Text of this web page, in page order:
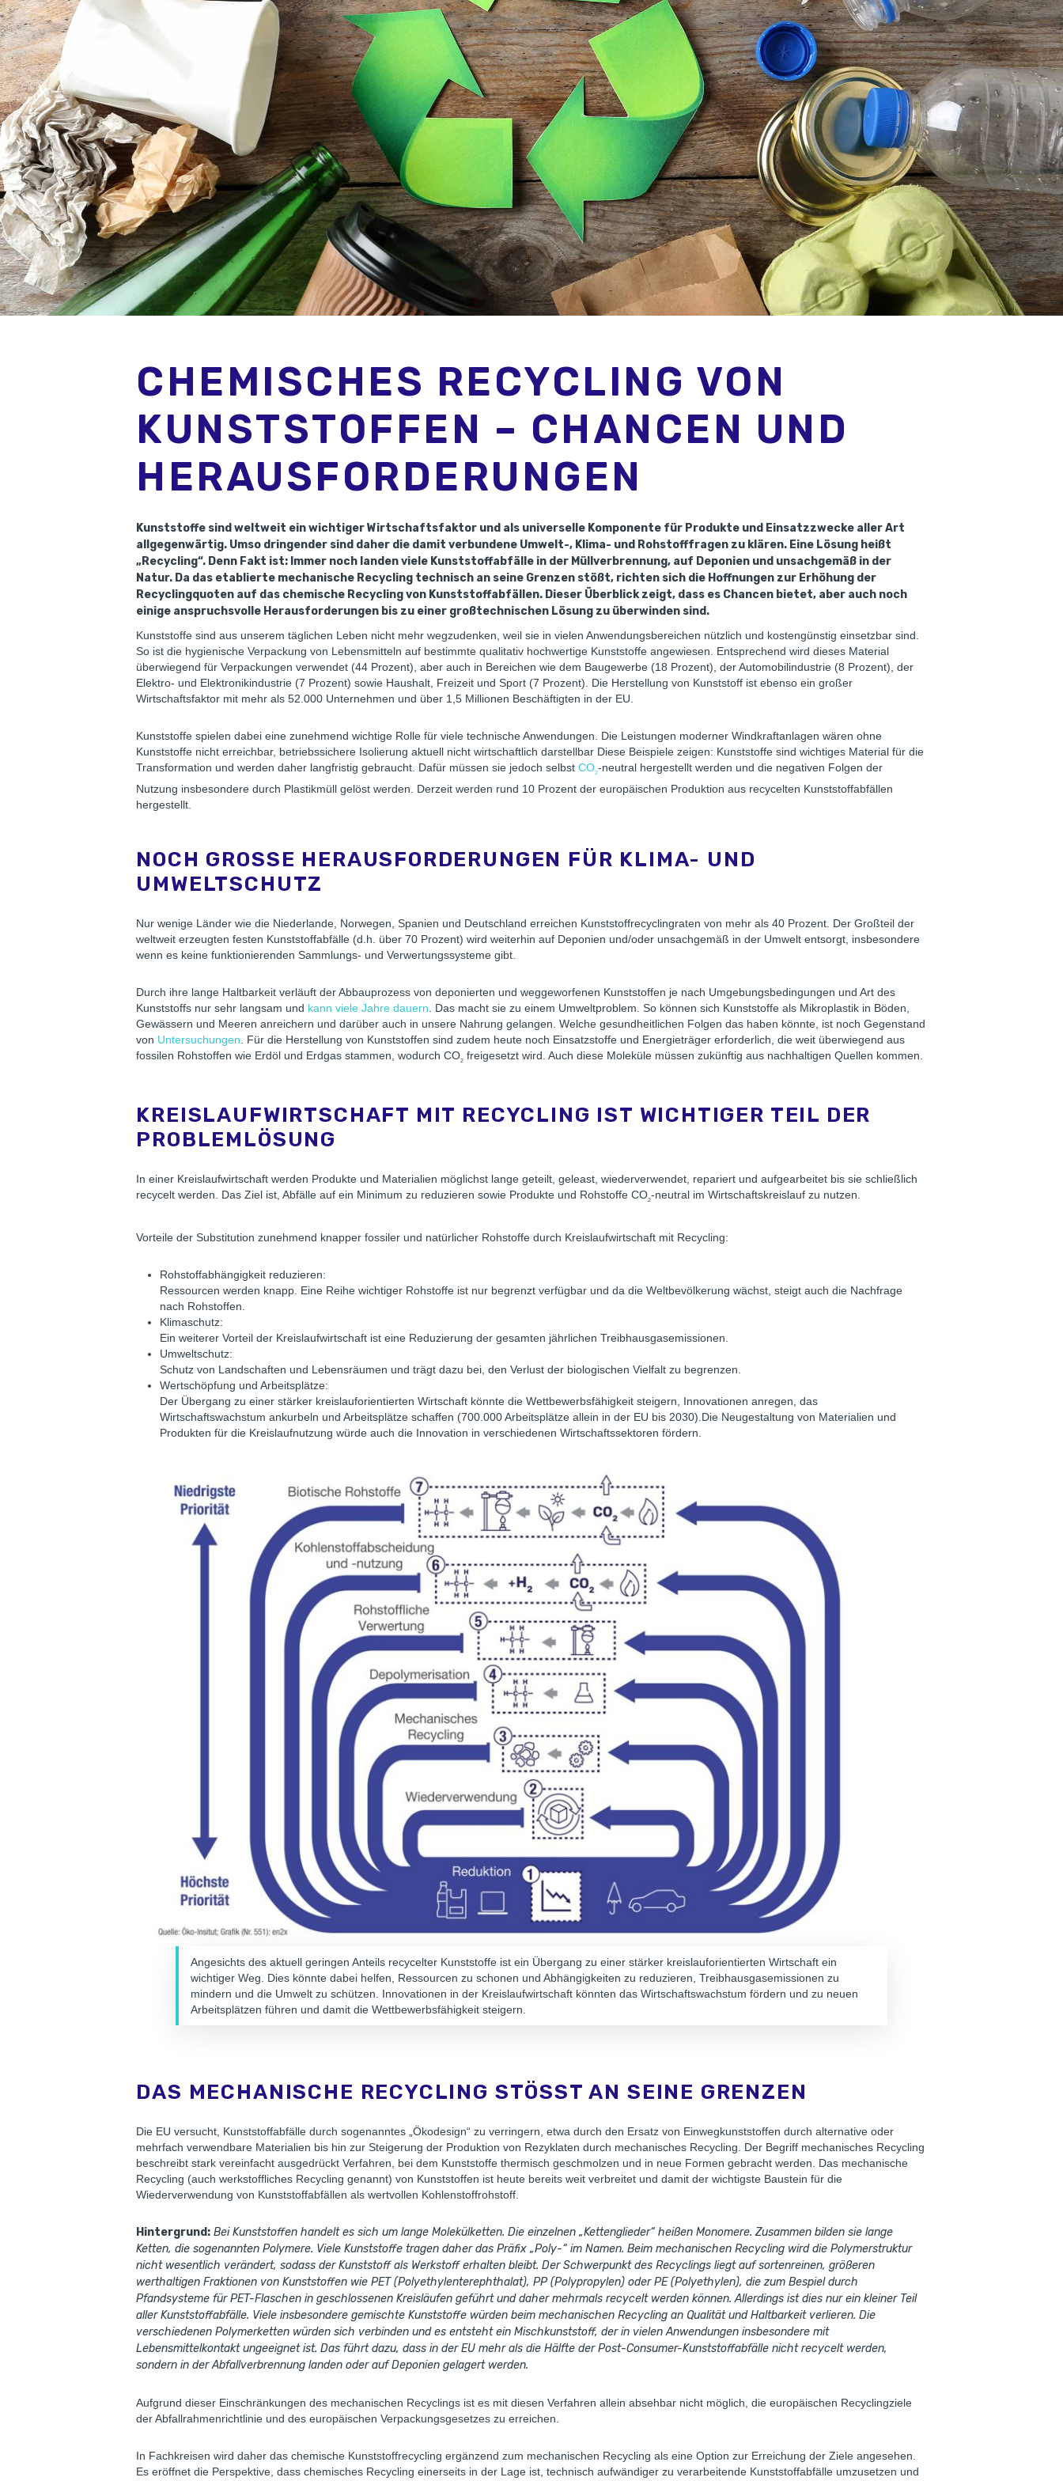
CHEMISCHES RECYCLING VON
KUNSTSTOFFEN – CHANCEN UND
HERAUSFORDERUNGEN
Kunststoffe sind weltweit ein wichtiger Wirtschaftsfaktor und als universelle Komponente für Produkte und Einsatzzwecke aller Art
allgegenwärtig. Umso dringender sind daher die damit verbundene Umwelt-, Klima- und Rohstofffragen zu klären. Eine Lösung heißt
„Recycling“. Denn Fakt ist: Immer noch landen viele Kunststoffabfälle in der Müllverbrennung, auf Deponien und unsachgemäß in der
Natur. Da das etablierte mechanische Recycling technisch an seine Grenzen stößt, richten sich die Hoffnungen zur Erhöhung der
Recyclingquoten auf das chemische Recycling von Kunststoffabfällen. Dieser Überblick zeigt, dass es Chancen bietet, aber auch noch
einige anspruchsvolle Herausforderungen bis zu einer großtechnischen Lösung zu überwinden sind.
Kunststoffe sind aus unserem täglichen Leben nicht mehr wegzudenken, weil sie in vielen Anwendungsbereichen nützlich und kostengünstig einsetzbar sind.
So ist die hygienische Verpackung von Lebensmitteln auf bestimmte qualitativ hochwertige Kunststoffe angewiesen. Entsprechend wird dieses Material
überwiegend für Verpackungen verwendet (44 Prozent), aber auch in Bereichen wie dem Baugewerbe (18 Prozent), der Automobilindustrie (8 Prozent), der
Elektro- und Elektronikindustrie (7 Prozent) sowie Haushalt, Freizeit und Sport (7 Prozent). Die Herstellung von Kunststoff ist ebenso ein großer
Wirtschaftsfaktor mit mehr als 52.000 Unternehmen und über 1,5 Millionen Beschäftigten in der EU.
Kunststoffe spielen dabei eine zunehmend wichtige Rolle für viele technische Anwendungen. Die Leistungen moderner Windkraftanlagen wären ohne
Kunststoffe nicht erreichbar, betriebssichere Isolierung aktuell nicht wirtschaftlich darstellbar Diese Beispiele zeigen: Kunststoffe sind wichtiges Material für die
Transformation und werden daher langfristig gebraucht. Dafür müssen sie jedoch selbstCO2-neutral hergestellt werden und die negativen Folgen der
Nutzung insbesondere durch Plastikmüll gelöst werden. Derzeit werden rund 10 Prozent der europäischen Produktion aus recycelten Kunststoffabfällen
hergestellt.
NOCH GROSSE HERAUSFORDERUNGEN FÜR KLIMA- UND U
MWELTSCHUTZ
Nur wenige Länder wie die Niederlande, Norwegen, Spanien und Deutschland erreichen Kunststoffrecyclingraten von mehr als 40 Prozent. Der Großteil der
weltweit erzeugten festen Kunststoffabfälle (d.h. über 70 Prozent) wird weiterhin auf Deponien und/oder unsachgemäß in der Umwelt entsorgt, insbesondere
wenn es keine funktionierenden Sammlungs- und Verwertungssysteme gibt.
Durch ihre lange Haltbarkeit verläuft der Abbauprozess von deponierten und weggeworfenen Kunststoffen je nach Umgebungsbedingungen und Art des
Kunststoffs nur sehr langsam und kann viele Jahre dauern . Das macht sie zu einem Umweltproblem. So können sich Kunststoffe als Mikroplastik in Böden,
Gewässern und Meeren anreichern und darüber auch in unsere Nahrung gelangen. Welche gesundheitlichen Folgen das haben könnte, ist noch Gegenstand
von Untersuchungen . Für die Herstellung von Kunststoffen sind zudem heute noch Einsatzstoffe und Energieträger erforderlich, die weit überwiegend aus
fossilen Rohstoffen wie Erdöl und Erdgas stammen, wodurch CO2 freigesetzt wird. Auch diese Moleküle müssen zukünftig aus nachhaltigen Quellen kommen.
KREISLAUFWIRTSCHAFT MIT RECYCLING IST WICHTIGER TEIL DER
PROBLEMLÖSUNG
In einer Kreislaufwirtschaft werden Produkte und Materialien möglichst lange geteilt, geleast, wiederverwendet, repariert und aufgearbeitet bis sie schließlich
recycelt werden. Das Ziel ist, Abfälle auf ein Minimum zu reduzieren sowie Produkte und Rohstoffe CO2-neutral im Wirtschaftskreislauf zu nutzen.
Vorteile der Substitution zunehmend knapper fossiler und natürlicher Rohstoffe durch Kreislaufwirtschaft mit Recycling:
Rohstoffabhängigkeit reduzieren:
Ressourcen werden knapp. Eine Reihe wichtiger Rohstoffe ist nur begrenzt verfügbar und da die Weltbevölkerung wächst, steigt auch die Nachfrage
nach Rohstoffen.
Klimaschutz:
Ein weiterer Vorteil der Kreislaufwirtschaft ist eine Reduzierung der gesamten jährlichen Treibhausgasemissionen.
Umweltschutz:
Schutz von Landschaften und Lebensräumen und trägt dazu bei, den Verlust der biologischen Vielfalt zu begrenzen.
Wertschöpfung und Arbeitsplätze:
Der Übergang zu einer stärker kreislauforientierten Wirtschaft könnte die Wettbewerbsfähigkeit steigern, Innovationen anregen, das
Wirtschaftswachstum ankurbeln und Arbeitsplätze schaffen (700.000 Arbeitsplätze allein in der EU bis 2030).Die Neugestaltung von Materialien und
Produkten für die Kreislaufnutzung würde auch die Innovation in verschiedenen Wirtschaftssektoren fördern.
Angesichts des aktuell geringen Anteils recycelter Kunststoffe ist ein Übergang zu einer stärker kreislauforientierten Wirtschaft ein
wichtiger Weg. Dies könnte dabei helfen, Ressourcen zu schonen und Abhängigkeiten zu reduzieren, Treibhausgasemissionen zu
mindern und die Umwelt zu schützen. Innovationen in der Kreislaufwirtschaft könnten das Wirtschaftswachstum fördern und zu neuen
Arbeitsplätzen führen und damit die Wettbewerbsfähigkeit steigern.
DAS MECHANISCHE RECYCLING STÖSST AN SEINE GRENZEN
Die EU versucht, Kunststoffabfälle durch sogenanntes „Ökodesign“ zu verringern, etwa durch den Ersatz von Einwegkunststoffen durch alternative oder
mehrfach verwendbare Materialien bis hin zur Steigerung der Produktion von Rezyklaten durch mechanisches Recycling. Der Begriff mechanisches Recycling
beschreibt stark vereinfacht ausgedrückt Verfahren, bei dem Kunststoffe thermisch geschmolzen und in neue Formen gebracht werden. Das mechanische
Recycling (auch werkstoffliches Recycling genannt) von Kunststoffen ist heute bereits weit verbreitet und damit der wichtigste Baustein für die
Wiederverwendung von Kunststoffabfällen als wertvollen Kohlenstoffrohstoff.
Hintergrund: Bei Kunststoffen handelt es sich um lange Molekülketten. Die einzelnen „Kettenglieder“ heißen Monomere. Zusammen bilden sie lange
Ketten, die sogenannten Polymere. Viele Kunststoffe tragen daher das Präfix „Poly-“ im Namen. Beim mechanischen Recycling wird die Polymerstruktur
nicht wesentlich verändert, sodass der Kunststoff als Werkstoff erhalten bleibt. Der Schwerpunkt des Recyclings liegt auf sortenreinen, größeren
werthaltigen Fraktionen von Kunststoffen wie PET (Polyethylenterephthalat), PP (Polypropylen) oder PE (Polyethylen), die zum Bespiel durch
Pfandsysteme für PET-Flaschen in geschlossenen Kreisläufen geführt und daher mehrmals recycelt werden können. Allerdings ist dies nur ein kleiner Teil
aller Kunststoffabfälle. Viele insbesondere gemischte Kunststoffe würden beim mechanischen Recycling an Qualität und Haltbarkeit verlieren. Die
verschiedenen Polymerketten würden sich verbinden und es entsteht ein Mischkunststoff, der in vielen Anwendungen insbesondere mit
Lebensmittelkontakt ungeeignet ist. Das führt dazu, dass in der EU mehr als die Hälfte der Post-Consumer-Kunststoffabfälle nicht recycelt werden,
sondern in der Abfallverbrennung landen oder auf Deponien gelagert werden.
Aufgrund dieser Einschränkungen des mechanischen Recyclings ist es mit diesen Verfahren allein absehbar nicht möglich, die europäischen Recyclingziele
der Abfallrahmenrichtlinie und des europäischen Verpackungsgesetzes zu erreichen.
In Fachkreisen wird daher das chemische Kunststoffrecycling ergänzend zum mechanischen Recycling als eine Option zur Erreichung der Ziele angesehen.
Es eröffnet die Perspektive, dass chemisches Recycling einerseits in der Lage ist, technisch aufwändiger zu verarbeitende Kunststoffabfälle umzusetzen und